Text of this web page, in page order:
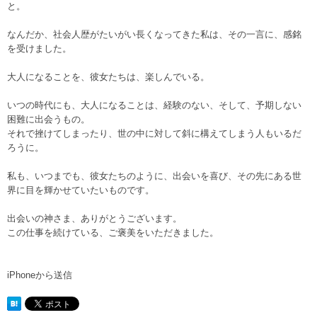
と。
なんだか、社会人歴がたいがい長くなってきた私は、その一言に、感銘
を受けました。
大人になることを、彼女たちは、楽しんでいる。
いつの時代にも、大人になることは、経験のない、そして、予期しない
困難に出会うもの。
それで挫けてしまったり、世の中に対して斜に構えてしまう人もいるだ
ろうに。
私も、いつまでも、彼女たちのように、出会いを喜び、その先にある世
界に目を輝かせていたいものです。
出会いの神さま、ありがとうございます。
この仕事を続けている、ご褒美をいただきました。
iPhoneから送信